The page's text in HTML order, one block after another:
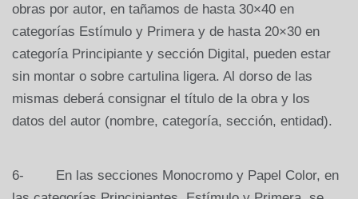
obras por autor, en tañamos de hasta 30×40 en
categorías Estímulo y Primera y de hasta 20×30 en
categoría Principiante y sección Digital, pueden estar
sin montar o sobre cartulina ligera. Al dorso de las
mismas deberá consignar el título de la obra y los
datos del autor (nombre, categoría, sección, entidad).
6- En las secciones Monocromo y Papel Color, en